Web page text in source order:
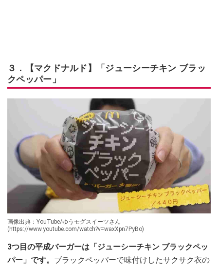
３．【マクドナルド】「ジューシーチキン ブラッ
クペッパー」
画像出典：YouTube/ゆうモグスイーツさん
(https://www.youtube.com/watch?v=waxXpn7PyBo)
3つ目の平成バーガーは「ジューシーチキン ブラックペッ
パー」です。 ブラックペッパーで味付けしたサクサク衣の